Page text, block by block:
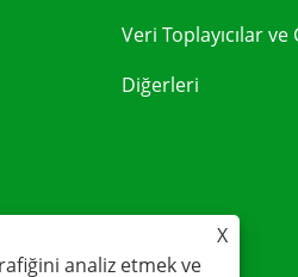
Veri Toplayıcılar ve
Diğerleri
X
analiz etmek ve